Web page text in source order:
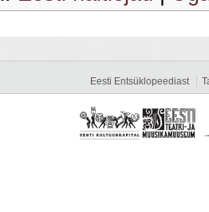
Eesti Entsüklopeediast